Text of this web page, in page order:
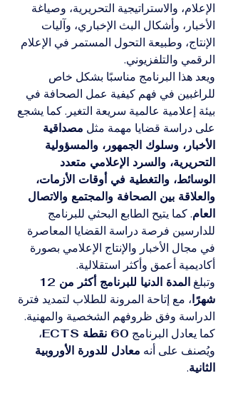
الإعلام، والاستراتيجية التحريرية، وصياغة
الأخبار، وأشكال البث الإخباري، وآليات
الإنتاج، وطبيعة التحول المستمر في الإعلام
الرقمي والتلفزيوني.
ويعد هذا البرنامج مناسبًا بشكل خاص
للراغبين في فهم كيفية عمل الصحافة في
بيئة إعلامية عالمية سريعة التغير. كما يشجع
على دراسة قضايا مهمة مثل مصداقية
الأخبار، وسلوك الجمهور، والمسؤولية
التحريرية، والسرد الإعلامي متعدد
الوسائط، والتغطية في أوقات الأزمات،
والعلاقة بين الصحافة والمجتمع والاتصال
العام. كما يتيح الطابع البحثي للبرنامج
للدارسين فرصة دراسة القضايا المعاصرة
في مجال الأخبار والإنتاج الإعلامي بصورة
أكاديمية أعمق وأكثر استقلالية.
وتبلغ
شهرًا، مع إتاحة المرونة للطلاب لتمديد فترة
الدراسة وفق ظروفهم الشخصية والمهنية.
كما يعادل البرنامج 60 نقطة ECTS
،
ويُصنف على أنه معادل للدورة الأوروبية
الثانية.